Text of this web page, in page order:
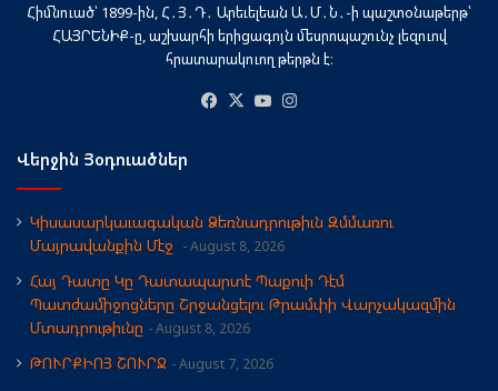
Հիմնուած՝ 1899-ին, Հ․Յ․Դ․ Արեւելեան Ա․Մ․Ն․-ի պաշտօնաթերթ՝
ՀԱՅՐԵՆԻՔ-ը, աշխարհի երիցագոյն մեսրոպաշունչ լեզուով
հրատարակուող թերթն է։
Facebook
X YouTube
Վերջին Յօդուածներ
Կիսասարկաւագական Ձեռնադրութիւն Զմմառու
Մայրավանքին Մէջ
August 8, 2026
Հայ Դատը Կը Դատապարտէ Պաքուի Դէմ
Պատժամիջոցները Շրջանցելու Թրամփի Վարչակազմին
Մտադրութիւնը
August 8, 2026
ԹՈՒՐՔԻՈՅ ՇՈՒՐՋ August 7, 2026